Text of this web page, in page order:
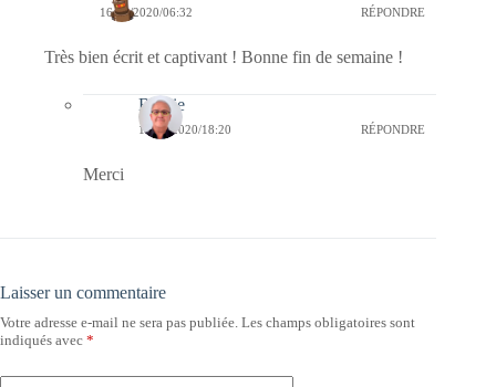
16/10/2020/06:32 RÉPONDRE
Très bien écrit et captivant ! Bonne fin de semaine !
Bernie
16/10/2020/18:20 RÉPONDRE
Merci
Laisser un commentaire
Votre adresse e-mail ne sera pas publiée. Les champs obligatoires sont
indiqués avec *